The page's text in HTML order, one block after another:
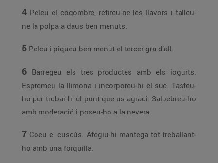
4 Peleu el cogombre, retireu-ne les llavors i talleu-
ne la polpa a daus ben menuts.
5 Peleu i piqueu ben menut el tercer gra d’all.
6 Barregeu els tres productes amb els iogurts.
Espremeu la llimona i incorporeu-hi el suc. Tasteu-
ho per trobar-hi el punt que us agradi. Salpebreu-ho
amb moderació i poseu-ho a la nevera.
7 Coeu el cuscús. Afegiu-hi mantega tot treballant-
ho amb una forquilla.